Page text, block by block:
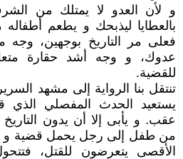
و لأن العدو لا يمتلك من
بالعطايا ليذبحك و يطعم أطفاله
فعلى مر التاريخ بوجهين،
عدوك، و وجه أشد حقارة
للقضية.
تنتقل بنا الرواية إلى مشهد
يستعيد الحدث المفصلي الذي
عقب. و يأبى إلا أن يدون
من طفل إلى رجل يحمل قضية و
الأقصى يتعرضون للقتل،